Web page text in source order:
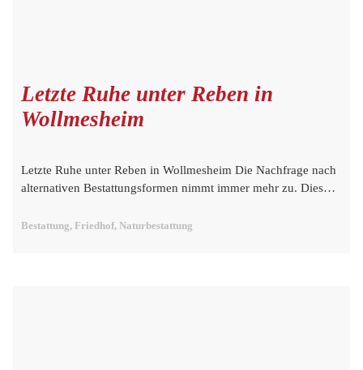
Letzte Ruhe unter Reben in
Wollmesheim
Letzte Ruhe unter Reben in Wollmesheim Die Nachfrage nach
alternativen Bestattungsformen nimmt immer mehr zu. Dies…
Bestattung, Friedhof, Naturbestattung